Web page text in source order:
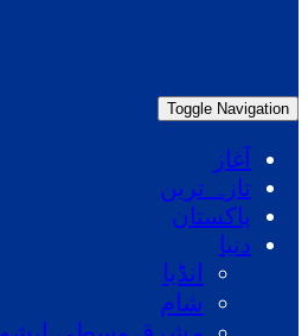
Toggle Navigation
آغاز
تازہ ترین
پاکستان
دنیا
انڈیا
شام